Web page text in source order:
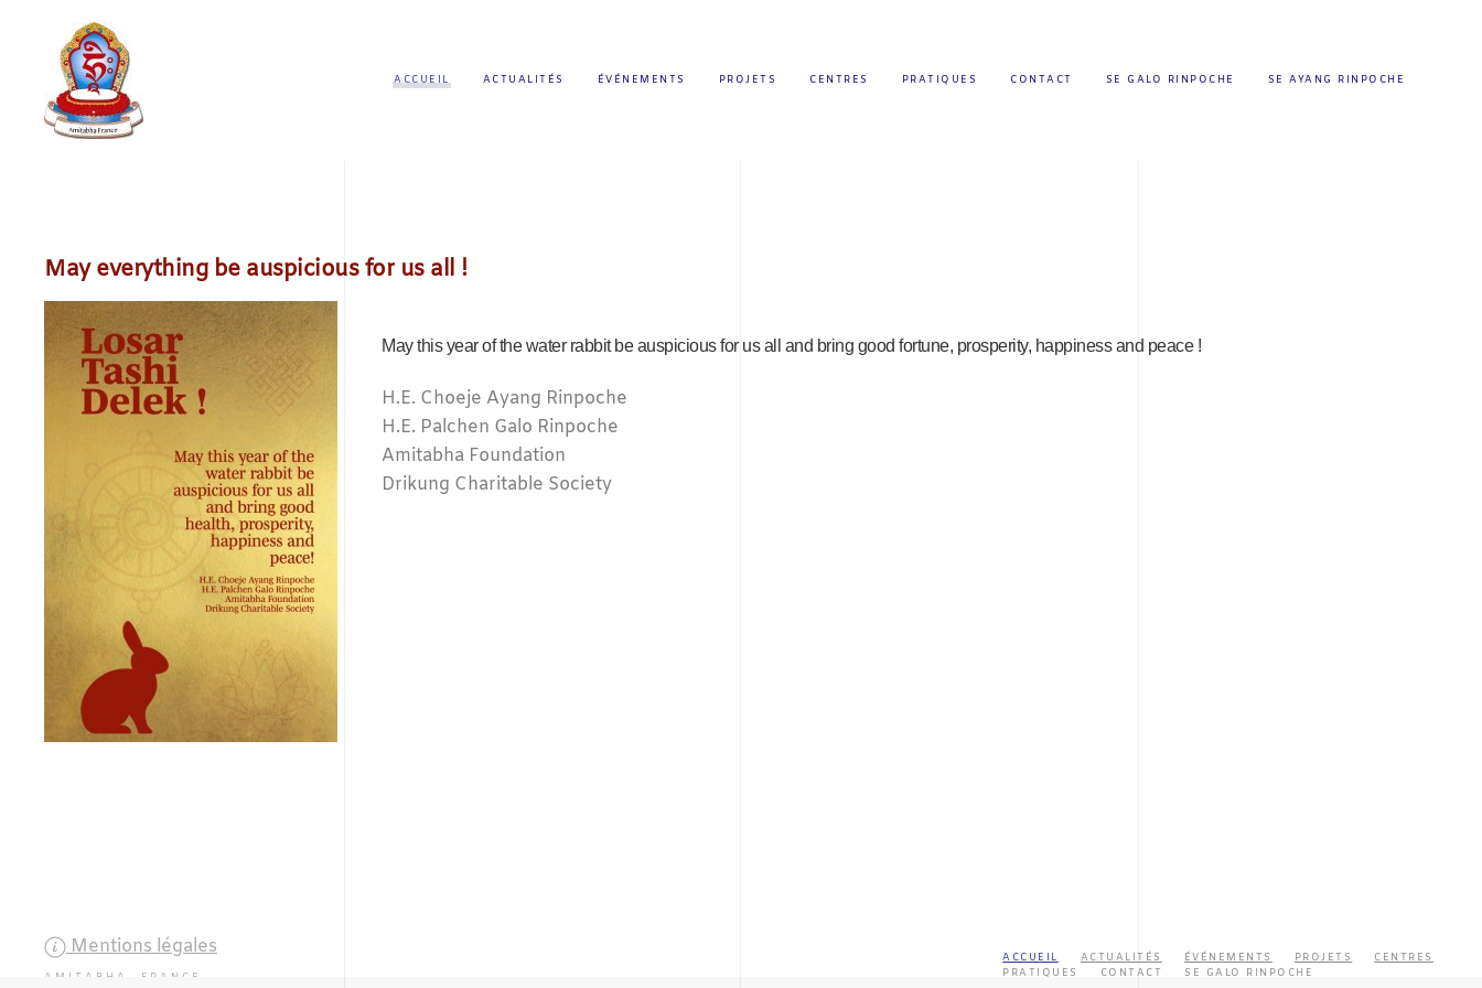
ACCUEIL ACTUALITÉS ÉVÉNEMENTS PROJETS CENTRES PRATIQUES CONTACT SE GALO RINPOCHE SE AYANG RINPOCHE
May everything be auspicious for us all !
May this year of the water rabbit be auspicious for us all and bring good fortune, prosperity, happiness and peace !
H.E. Choeje Ayang Rinpoche
H.E. Palchen Galo Rinpoche
Amitabha Foundation
Drikung Charitable Society
Mentions légales
AMITABHA FRANCE
ACCUEIL ACTUALITÉS ÉVÉNEMENTS PROJETS
CENTRES
PRATIQUES
CONTACT
SE GALO RINPOCHE